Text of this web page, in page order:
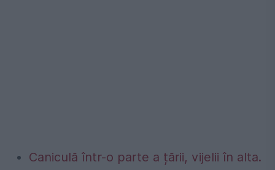
Caniculă într-o parte a țării, vijelii în alta.